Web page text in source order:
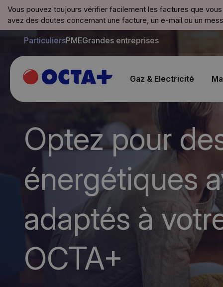
Vous pouvez toujours vérifier facilement les factures que
avez des doutes concernant une facture, un e-mail ou un
ParticuliersPMEGrandes entreprises
Gaz & Electricité
Optez pour
énergétiques
adaptés à
OCTA+
Énergie et Services pour Particuliers | OCTA+ :